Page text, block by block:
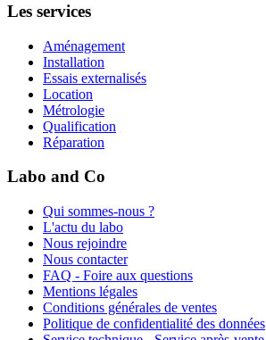
Les services
Aménagement
Installation
Essais externalisés
Location
Métrologie
Qualification
Réparation
Labo and Co
Qui sommes-nous ?
L'actu du labo
Nous rejoindre
Nous contacter
FAQ - Foire aux questions
Mentions légales
Conditions générales de ventes
Politique de confidentialité des données